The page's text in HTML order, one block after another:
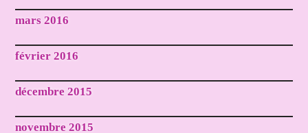
mars 2016
février 2016
décembre 2015
novembre 2015